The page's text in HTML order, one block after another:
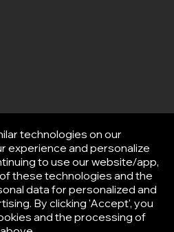
technologies on our
experience and personalize
to use our website/app,
these technologies and the
data for personalized and
By clicking 'Accept', you
and the processing of